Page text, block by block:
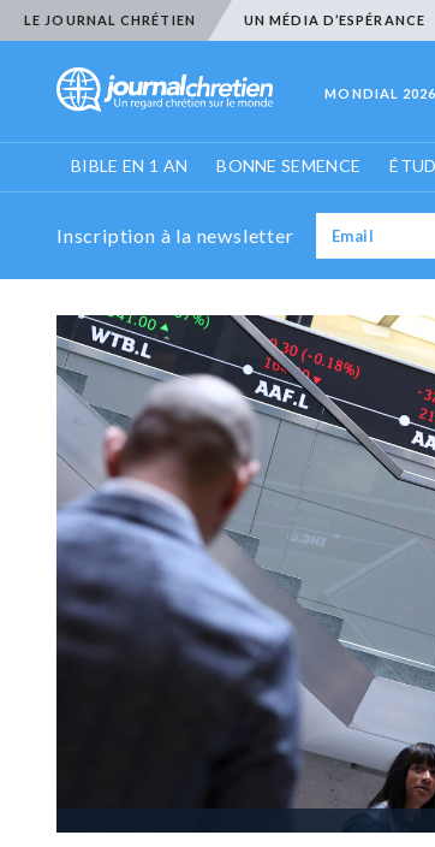
LE JOURNAL CHRÉTIEN UN MÉDIA D’ESPÉRANCE
MONDIAL 2026
BIBLE EN 1 AN BONNE SEMENCE
Inscription à la newsletter